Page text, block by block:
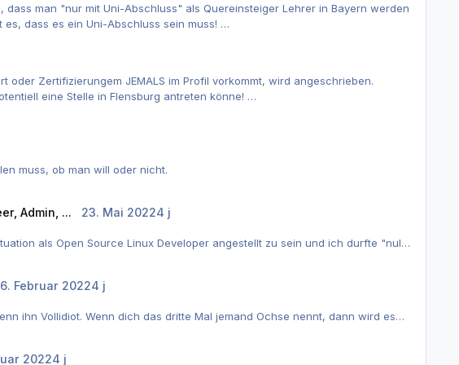
man "nur mit Uni-Abschluss" als Quereinsteiger Lehrer in Bayern werden
dass es ein Uni-Abschluss sein muss!
oder Zertifizierungem JEMALS im Profil vorkommt, wird angeschrieben.
eine Stelle in Flensburg antreten könne!
man doch für ein ach so interessantes Projekt in Berlin seine Festanstellung
muss, ob man will oder nicht.
Admin, ... 23. Mai 20224 j
als Open Source Linux Developer angestellt zu sein und ich durfte "null"
Februar 20224 j
ihn Vollidiot. Wenn dich das dritte Mal jemand Ochse nennt, dann wird es
entstanden ist, oder woran sie das festmachen.
20224 j